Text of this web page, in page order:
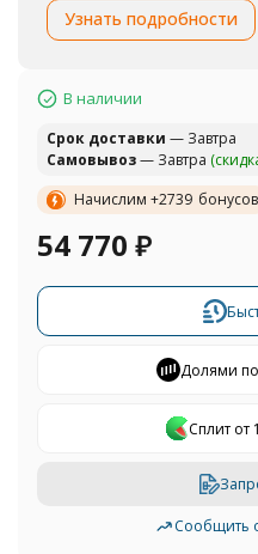
Узнать подробности
В наличии
Cрок доставки — Завтра
Самовывоз— Завтра
Начислим +2739 бонусов
54 770 ₽
Долями по
Сплит от
Сообщить